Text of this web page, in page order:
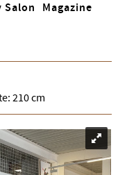
Salon
Magazine
210 cm